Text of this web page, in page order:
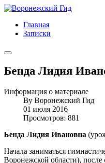
Главная
Записки
Бенда Лидия
Информация о материале
By Воронежский Гид
01 июля 2016
Просмотров: 881
Бенда Лидия Ивановна
Начала заниматься
Воронежской области), после